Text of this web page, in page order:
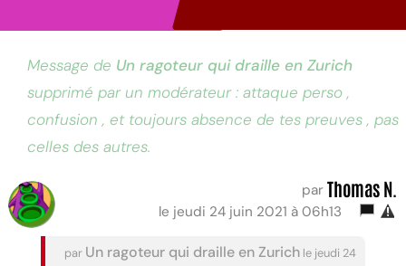
Message de Un ragoteur qui draille en Zurich
supprimé par un modérateur : attaque perso ,
confusion , et toujours absence de tes preuves , pas
celles des autres.
par Thomas N.
le jeudi 24 juin 2021 à 06h13
par Un ragoteur qui draille en Zurich le jeudi 24